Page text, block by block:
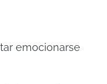
emocionarse